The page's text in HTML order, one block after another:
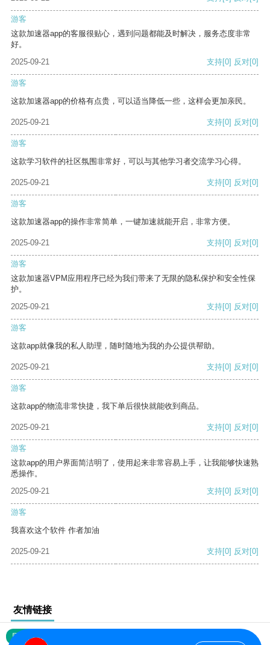
游客
这款加速器app的客服很贴心，遇到问题都能及时解决，服务态度非常
好。
2025-09-21
支持[0] 反对[0]
游客
这款加速器app的价格有点贵，可以适当降低一些，这样会更加亲民。
2025-09-21 支持[0] 反对[0]
游客
这款学习软件的社区氛围非常好，可以与其他学习者交流学习心得。
2025-09-21 支持[0] 反对[0]
游客
这款加速器app的操作非常简单，一键加速就能开启，非常方便。
2025-09-21 支持[0] 反对[0]
游客
这款加速器VPM应用程序已经为我们带来了无限的隐私保护和安全性保
护。
2025-09-21
支持[0] 反对[0]
游客
这款app就像我的私人助理，随时随地为我的办公提供帮助。
2025-09-21 支持[0] 反对[0]
游客
这款app的物流非常快捷，我下单后很快就能收到商品。
2025-09-21 支持[0] 反对[0]
游客
这款app的用户界面简洁明了，使用起来非常容易上手，让我能够快速熟
悉操作。
2025-09-21
支持[0] 反对[0]
游客
我喜欢这个软件 作者加油
2025-09-21 支持[0] 反对[0]
友情链接
网站地图